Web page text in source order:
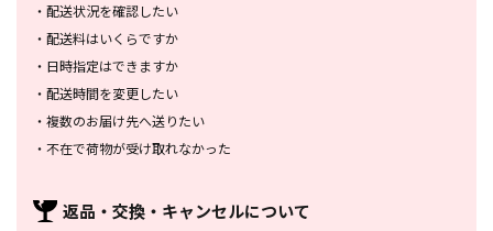
・ 配送状況を確認したい
・ 配送料はいくらですか
・ 日時指定はできますか
・ 配送時間を変更したい
・ 複数のお届け先へ送りたい
・ 不在で荷物が受け取れなかった
返品・交換・ キャンセルについて